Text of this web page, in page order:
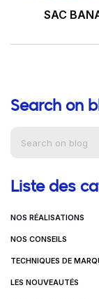
SAC
Aide
Search on
Liste des
NOS RÉALISATIONS
NOS CONSEILS
TECHNIQUES DE
LES NOUVEAUTÉS